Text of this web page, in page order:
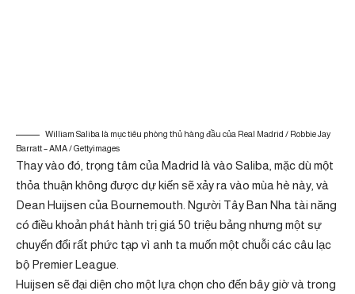
William Saliba là mục tiêu phòng thủ hàng đầu của Real Madrid / Robbie Jay
Barratt – AMA / Gettyimages
Thay vào đó, trọng tâm của Madrid là vào Saliba, mặc dù một
thỏa thuận không được dự kiến ​​sẽ xảy ra vào mùa hè này, và
Dean Huijsen của Bournemouth. Người Tây Ban Nha tài năng
có điều khoản phát hành trị giá 50 triệu bảng nhưng một sự
chuyển đổi rất phức tạp vì anh ta muốn một chuỗi các câu lạc
bộ Premier League.
Huijsen sẽ đại diện cho một lựa chọn cho đến bây giờ và trong